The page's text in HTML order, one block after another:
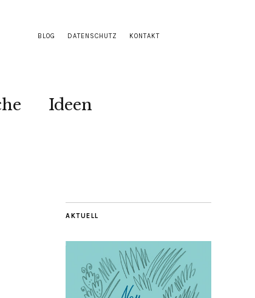
BLOG DATENSCHUTZ KONTAKT
Ideen
AKTUELL